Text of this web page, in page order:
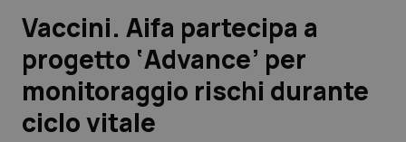
Lavoro e Professioni
Scienza e Farmaci
Studi e Analisi
Vaccini. Aifa partecipa a
progetto ‘Advance’ per
monitoraggio rischi durante
ciclo vitale